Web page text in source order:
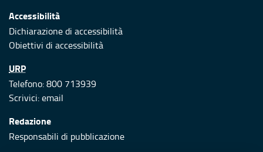
Accessibilità
Dichiarazione di accessibilità
Obiettivi di accessibilità
URP
Telefono: 800 713939
Scrivici:email
Redazione
Responsabili di pubblicazione